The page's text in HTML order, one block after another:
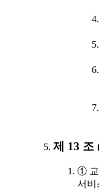
제 13 조
① 교
서비